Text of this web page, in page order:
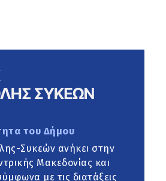
του Δήμου
Συκεών ανήκει στην
Μακεδονίας και
με τις διατάξεις